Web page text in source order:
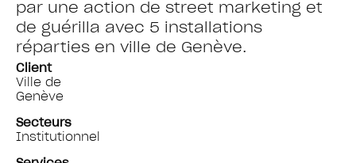
par une action de street marketing et
de guérilla avec 5 installations
réparties en ville de Genève.
Client
Ville de
Genève
Secteurs
Institutionnel